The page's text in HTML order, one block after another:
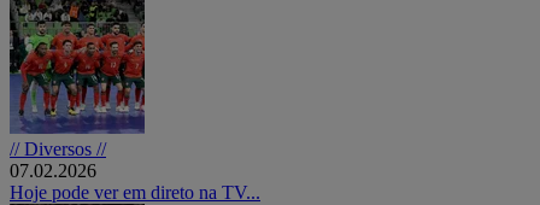
// Diversos //
07.02.2026
Hoje pode ver em direto na TV...